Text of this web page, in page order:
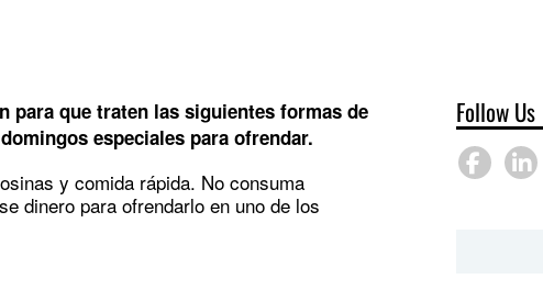
para que traten las siguientes formas de
especiales para ofrendar.
y comida rápida. No consuma
dinero para ofrendarlo en uno de los
Follow Us